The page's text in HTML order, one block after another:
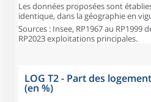
Les données proposées sont
identique, dans la géographie en
Sources : Insee, RP1967 au RP1999
RP2023 exploitations principales.
LOG T2 - Part des
(en %)